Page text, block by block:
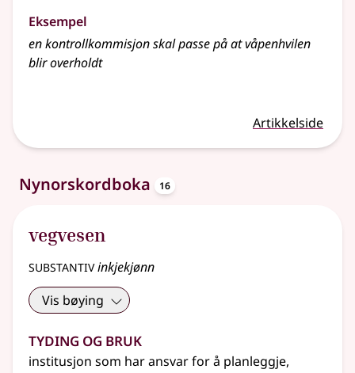
Eksempel
enkontrollkommisjonskal passe på at våpenhvilen
blir overholdt
Artikkelside
Nynorskordboka 16
vegvesen
substantivinkjekjønn
Vis bøying
Tyding og bruk
institusjon som har ansvar for å planleggje,